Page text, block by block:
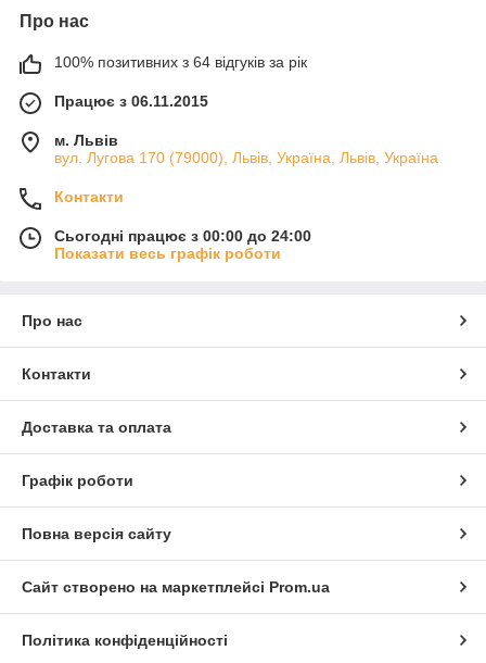
Про нас
100% позитивних з 64 відгуків за рік
Працює з 06.11.2015
м. Львів
вул. Лугова 170 (79000), Львів, Україна, Львів, Україна
Контакти
Сьогодні працює з 00:00 до 24:00
Показати весь графік роботи
Про нас
Контакти
Доставка та оплата
Графік роботи
Повна версія сайту
Сайт створено на маркетплейсі Prom.ua
Політика конфіденційності